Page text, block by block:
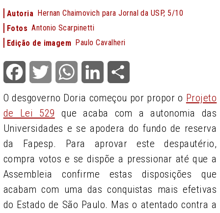
Autoria Hernan Chaimovich para Jornal da USP, 5/10
Fotos Antonio Scarpinetti
Edição de imagem Paulo Cavalheri
Facebook Twitter WhatsApp LinkedIn
O desgoverno Doria começou por propor o Projeto
de Lei 529 que acaba com a autonomia das
Universidades e se apodera do fundo de reserva
da Fapesp. Para aprovar este despautério,
compra votos e se dispõe a pressionar até que a
Assembleia confirme estas disposições que
acabam com uma das conquistas mais efetivas
do Estado de São Paulo. Mas o atentado contra a